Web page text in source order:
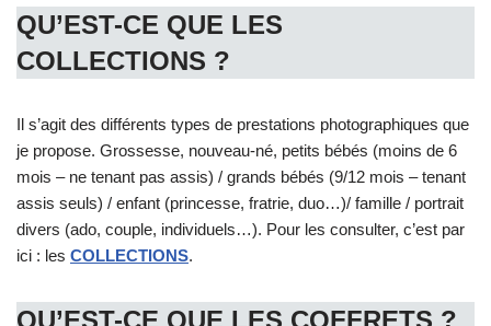
QU’EST-CE QUE LES
COLLECTIONS ?
Il s’agit des différents types de prestations photographiques que
je propose. Grossesse, nouveau-né, petits bébés (moins de 6
mois – ne tenant pas assis) / grands bébés (9/12 mois – tenant
assis seuls) / enfant (princesse, fratrie, duo…)/ famille / portrait
divers (ado, couple, individuels…). Pour les consulter, c’est par
ici : les COLLECTIONS.